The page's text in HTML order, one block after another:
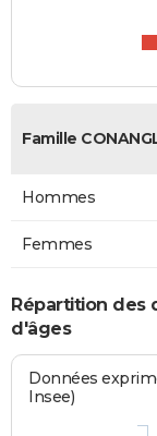
Famille
Hommes
Femmes
Répartition des
d'âges
Données
Insee)